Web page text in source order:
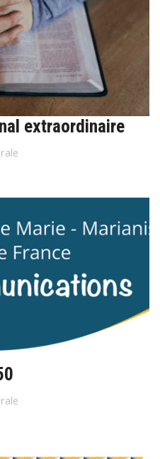
extraordinaire